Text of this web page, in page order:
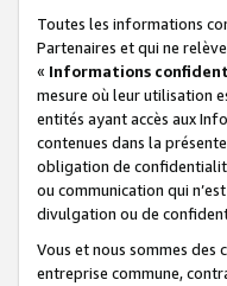
Toutes les informations
Partenaires et qui ne
« Informations
mesure où leur utilisation
entités ayant accès aux
contenues dans la
obligation de
ou communication qui
divulgation ou de
Vous et nous sommes
entreprise commune,